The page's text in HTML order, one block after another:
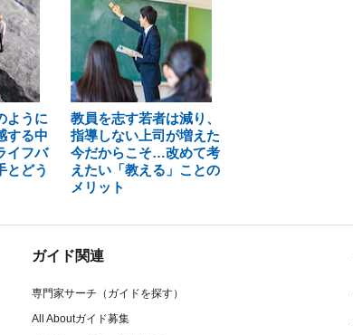
ように
する中
イフバ
とどう
教員を志す若者は減り、
指導しない上司が増えた
今だからこそ…改めて考
えたい「教える」ことの
メリット
ガイド関連
専門家サーチ（ガイドを探す）
All Aboutガイド募集